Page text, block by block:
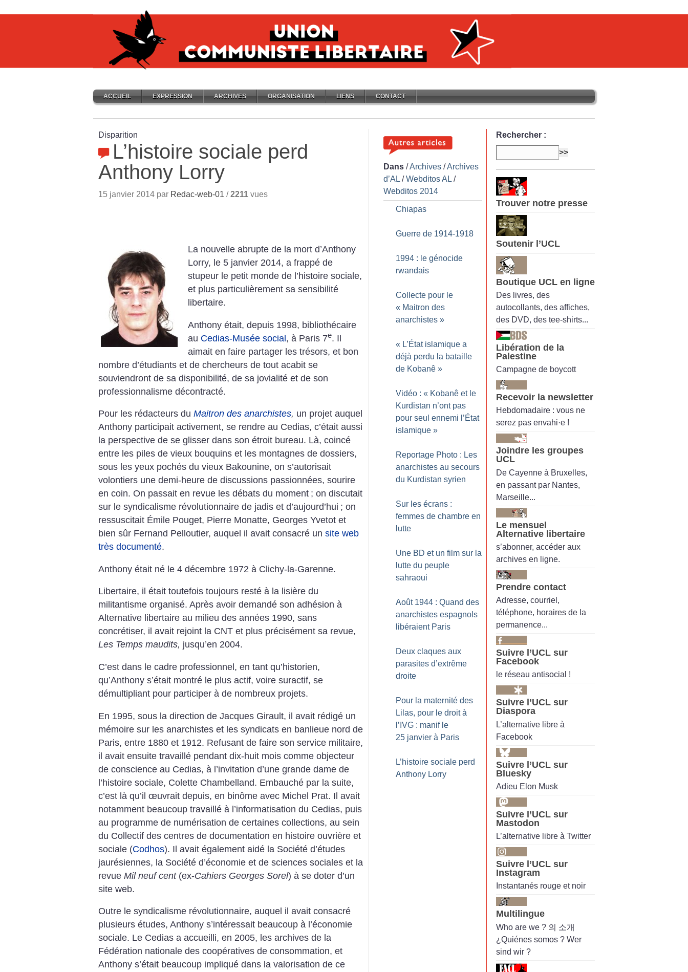
ACCUEIL EXPRESSION ARCHIVES ORGANISATION LIENS CONTACT
Disparition
L’histoire sociale perd
Anthony Lorry
15 janvier 2014 par Redac-web-01 /2211 vues
La nouvelle abrupte de la mort d’Anthony
Lorry, le 5 janvier 2014, a frappé de
stupeur le petit monde de l’histoire sociale,
et plus particulièrement sa sensibilité
libertaire.
Anthony était, depuis 1998, bibliothécaire
au Cedias-Musée social, à Paris 7e. Il
aimait en faire partager les trésors, et bon
nombre d’étudiants et de chercheurs de tout acabit se
souviendront de sa disponibilité, de sa jovialité et de son
professionnalisme décontracté.
Pour les rédacteurs du Maitron des anarchistes, un projet auquel
Anthony participait activement, se rendre au Cedias, c’était aussi
la perspective de se glisser dans son étroit bureau. Là, coincé
entre les piles de vieux bouquins et les montagnes de dossiers,
sous les yeux pochés du vieux Bakounine, on s’autorisait
volontiers une demi-heure de discussions passionnées, sourire
en coin. On passait en revue les débats du moment ; on discutait
sur le syndicalisme révolutionnaire de jadis et d’aujourd’hui ; on
ressuscitait Émile Pouget, Pierre Monatte, Georges Yvetot et
bien sûr Fernand Pelloutier, auquel il avait consacré un site web
très documenté.
Anthony était né le 4 décembre 1972 à Clichy-la-Garenne.
Libertaire, il était toutefois toujours resté à la lisière du
militantisme organisé. Après avoir demandé son adhésion à
Alternative libertaire au milieu des années 1990, sans
concrétiser, il avait rejoint la CNT et plus précisément sa revue,
Les Temps maudits, jusqu’en 2004.
C’est dans le cadre professionnel, en tant qu’historien,
qu’Anthony s’était montré le plus actif, voire suractif, se
démultipliant pour participer à de nombreux projets.
En 1995, sous la direction de Jacques Girault, il avait rédigé un
mémoire sur les anarchistes et les syndicats en banlieue nord de
Paris, entre 1880 et 1912. Refusant de faire son service militaire,
il avait ensuite travaillé pendant dix-huit mois comme objecteur
de conscience au Cedias, à l’invitation d’une grande dame de
l’histoire sociale, Colette Chambelland. Embauché par la suite,
c’est là qu’il œuvrait depuis, en binôme avec Michel Prat. Il avait
notamment beaucoup travaillé à l’informatisation du Cedias, puis
au programme de numérisation de certaines collections, au sein
du Collectif des centres de documentation en histoire ouvrière et
sociale (Codhos). Il avait également aidé la Société d’études
jaurésiennes, la Société d’économie et de sciences sociales et la
revue Mil neuf cent(ex-Cahiers Georges Sorel) à se doter d’un
site web.
Outre le syndicalisme révolutionnaire, auquel il avait consacré
plusieurs études, Anthony s’intéressait beaucoup à l’économie
sociale. Le Cedias a accueilli, en 2005, les archives de la
Fédération nationale des coopératives de consommation, et
Anthony s’était beaucoup impliqué dans la valorisation de ce
Dans /Archives /Archives
d’AL /Webditos AL /
Webditos 2014
Chiapas
Guerre de 1914-1918
1994 : le génocide
rwandais
Collecte pour le
« Maitron des
anarchistes »
« L’État islamique a
déjà perdu la bataille
de Kobanê »
Vidéo : « Kobanê et le
Kurdistan n’ont pas
pour seul ennemi l’État
islamique »
Reportage Photo : Les
anarchistes au secours
du Kurdistan syrien
Sur les écrans :
femmes de chambre en
lutte
Une BD et un film sur la
lutte du peuple
sahraoui
Août 1944 : Quand des
anarchistes espagnols
libéraient Paris
Deux claques aux
parasites d’extrême
droite
Pour la maternité des
Lilas, pour le droit à
l’IVG : manif le
25 janvier à Paris
L’histoire sociale perd
Anthony Lorry
Rechercher :
Trouver notre presse
Soutenir l’UCL
Boutique UCL en ligne
Des livres, des
autocollants, des affiches,
des DVD, des tee-shirts...
Libération de la
Palestine
Campagne de boycott
Recevoir la newsletter
Hebdomadaire : vous ne
serez pas envahi·e !
Joindre les groupes
UCL
De Cayenne à Bruxelles,
en passant par Nantes,
Marseille...
Le mensuel
Alternative libertaire
s’abonner, accéder aux
archives en ligne.
Prendre contact
Adresse, courriel,
téléphone, horaires de la
permanence...
Suivre l’UCL sur
Facebook
le réseau antisocial !
Suivre l’UCL sur
Diaspora
L’alternative libre à
Facebook
Suivre l’UCL sur
Bluesky
Adieu Elon Musk
Suivre l’UCL sur
Mastodon
L’alternative libre à Twitter
Suivre l’UCL sur
Instagram
Instantanés rouge et noir
Multilingue
Who are we ? 의 소개
¿Quiénes somos ? Wer
sind wir ?